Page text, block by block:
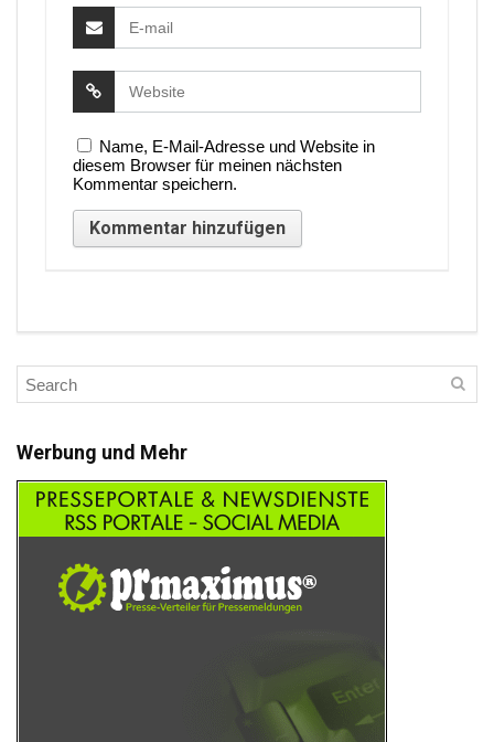
Name, E-Mail-Adresse und Website in
diesem Browser für meinen nächsten
Kommentar speichern.
Werbung und Mehr